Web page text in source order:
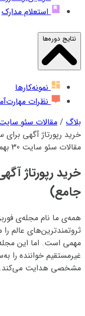
استعلام مدارک
نتایج دوره‌ها
نمونه‌کارها
نظرات
بلاگ /مقالات سئو
خرید رپورتاژ آگهی
مقالات سئو سایت 30 بهمن 1400
خرید رپورتاژ
جامع)
ثروتمند‌ترین‌های عالم
مهمی است. اما این
غیرمستقیم خواننده
مشخصی هدایت می‌کند.